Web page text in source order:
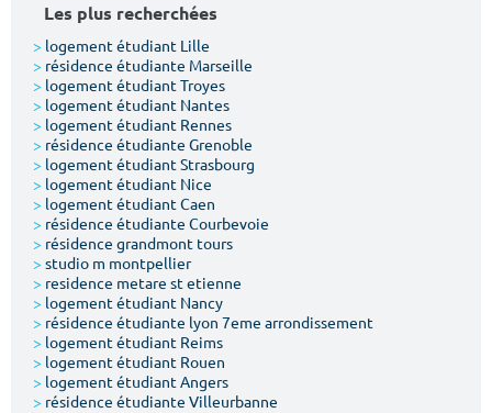
Type de location
Votre date d'entrée
Chercher
Les plus recherchées
> logement étudiant Lille
> résidence étudiante Marseille
> logement étudiant Troyes
> logement étudiant Nantes
> logement étudiant Rennes
> résidence étudiante Grenoble
> logement étudiant Strasbourg
> logement étudiant Nice
> logement étudiant Caen
> résidence étudiante Courbevoie
> résidence grandmont tours
> studio m montpellier
> residence metare st etienne
> logement étudiant Nancy
> résidence étudiante lyon 7eme arrondissement
> logement étudiant Reims
> logement étudiant Rouen
> logement étudiant Angers
> résidence étudiante Villeurbanne